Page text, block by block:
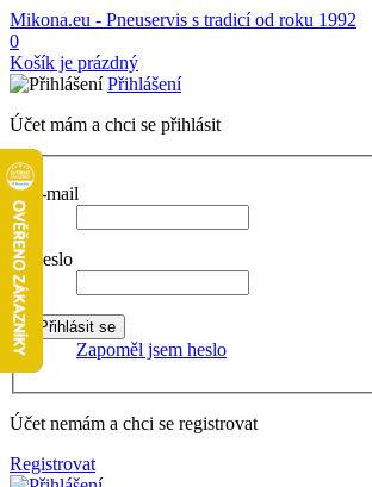
Mikona.eu - Pneuservis s tradicí od roku 1992
0
Košík je prázdný
Přihlášení
Účet mám a chci se přihlásit
E-mail
Heslo
Zapoměl jsem heslo
Účet nemám a chci se registrovat
Registrovat